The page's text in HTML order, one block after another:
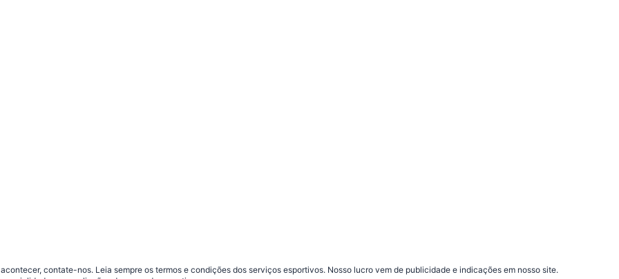
contate-nos. Leia sempre os termos e condições dos serviços esportivos. Nosso lucro vem de publicidade e indicações em nosso site.